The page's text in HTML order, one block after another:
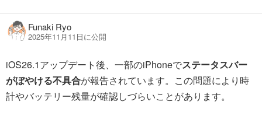
Funaki Ryo
2025年11月11日に公開
iOS26.1アップデート後、一部のiPhoneでステータスバー
がぼやける不具合が報告されています。この問題により時
計やバッテリー残量が確認しづらいことがあります。